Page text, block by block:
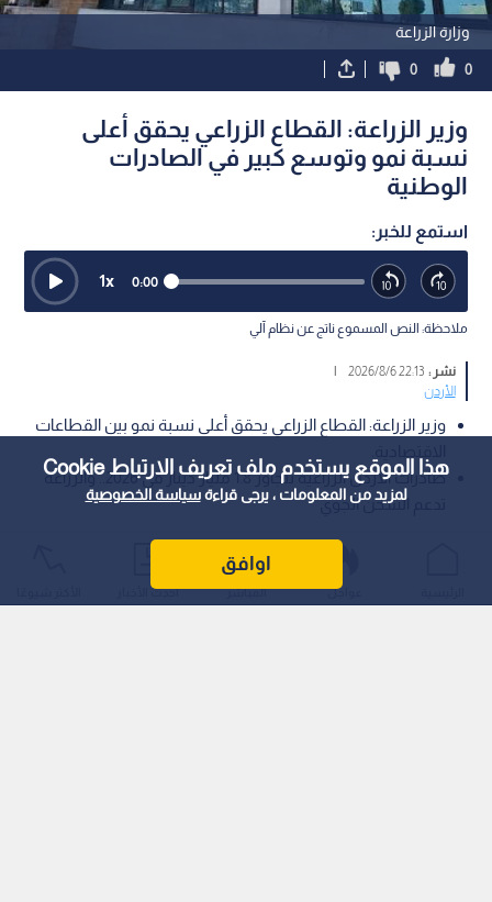
هذا الموقع يستخدم ملف تعريف الارتباط Cookie
لمزيد من المعلومات ، يرجى قراءةسياسة الخصوصية
اوافق
وزارة الزراعة
0
0
وزير الزراعة: القطاع الزراعي يحقق أعلى
نسبة نمو وتوسع كبير في الصادرات
الوطنية
استمع للخبر:
0:00
1x
ملاحظة: النص المسموع ناتج عن نظام آلي
نشر :22:13 2026/8/6
الأردن
وزير الزراعة: القطاع الزراعي يحقق أعلى نسبة نمو بين القطاعات
صادرات الأردن الزراعية تتجاوز 1.8 مليار دينار في 2026.. والزراعة
تدعم الشحن الجوي
أكد وزير الزراعة الدكتور صائب خريسات أن المزارع الأردني يشكل
ركيزة أساسية من ركائز الأمن الغذائي، مشيرا إلى أن القطاع الزراعي
حقق رغم التحديات أعلى نسبة نمو مع نهاية عام 2025 وحتى الربع
عواجل المباشر أحدث الأخبار